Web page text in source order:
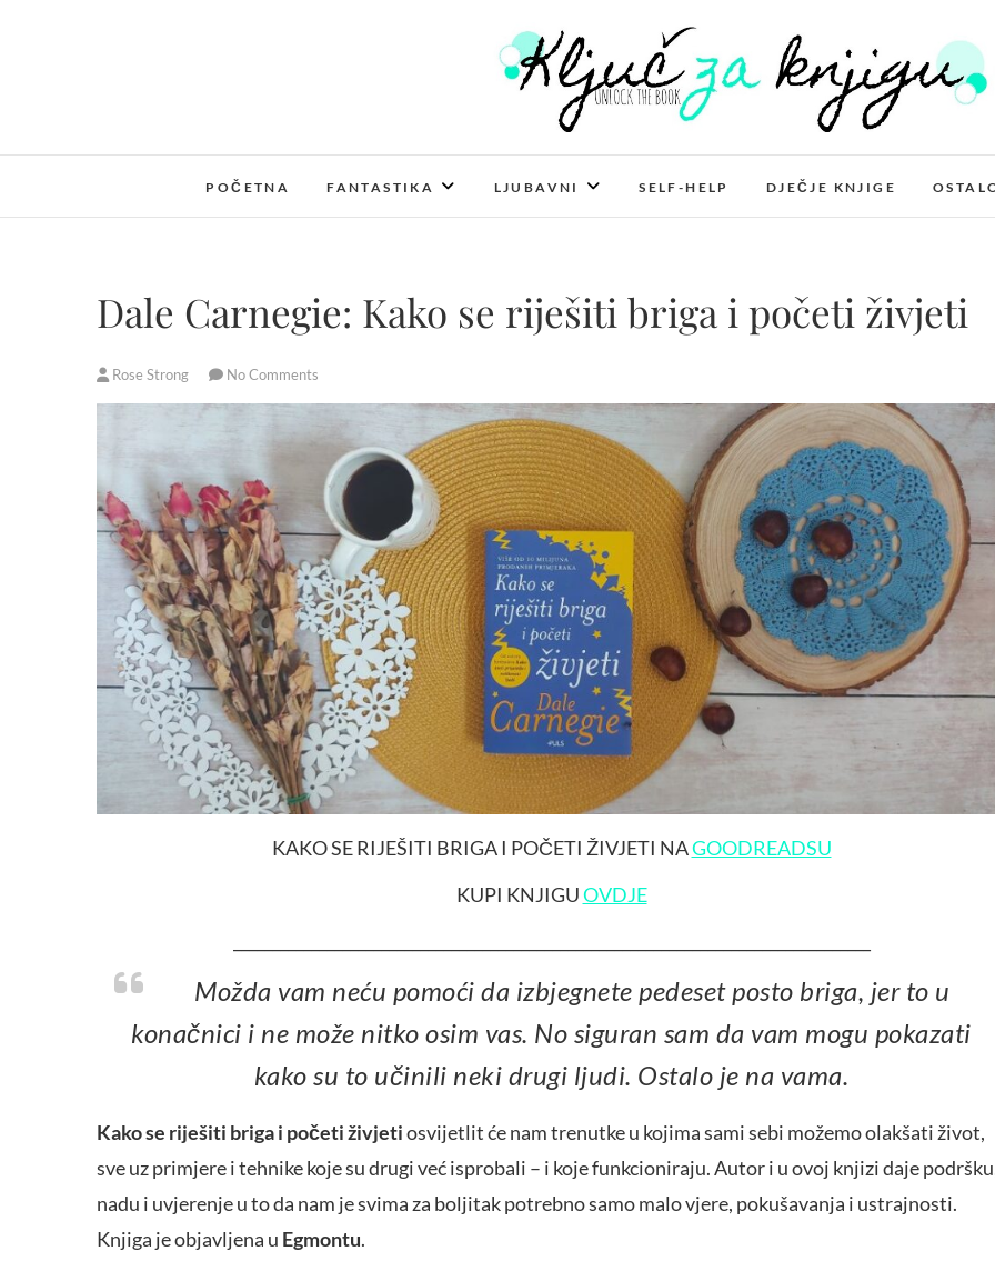
o
Ključ za knjigu
POČETNA FANTASTIKA LJUBAVNI SELF-HELP DJEČJE KNJIGE
Dale Carnegie: Kako se riješiti briga i početi živjeti
Rose Strong No Comments
KAKO SE RIJEŠITI BRIGA I POČETI ŽIVJETI NAGOODREADSU
KUPI KNJIGUOVDJE
Možda vam neću pomoći da izbjegnete pedeset posto briga, jer to u
konačnici i ne može nitko osim vas. No siguran sam da vam mogu pokazati
kako su to učinili neki drugi ljudi. Ostalo je na vama.
Kako se riješiti briga i početi živjetiosvijetlit će nam trenutke u kojima sami sebi možemo olakšati život,
sve uz primjere i tehnike koje su drugi već isprobali – i koje funkcioniraju. Autor i u ovoj knjizi daje
nadu i uvjerenje u to da nam je svima za boljitak potrebno samo malo vjere, pokušavanja i ustrajnosti.
Knjiga je objavljena u Egmontu.